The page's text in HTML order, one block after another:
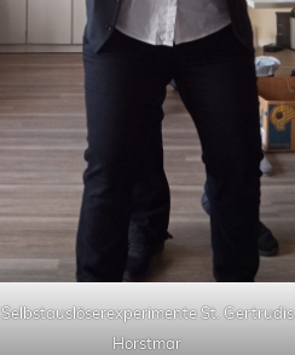
Selbstauslöserexperimente St. Gertrudis
Horstmar